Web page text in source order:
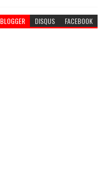
BLOGGER DISQUS FACEBOOK